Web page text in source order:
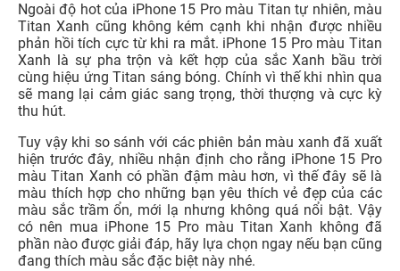
Ngoài độ hot của iPhone 15 Pro màu Titan tự nhiên, màu
Titan Xanh cũng không kém cạnh khi nhận được nhiều
phản hồi tích cực từ khi ra mắt. iPhone 15 Pro màu Titan
Xanh là sự pha trộn và kết hợp của sắc Xanh bầu trời
cùng hiệu ứng Titan sáng bóng. Chính vì thế khi nhìn qua
sẽ mang lại cảm giác sang trọng, thời thượng và cực kỳ
thu hút.
Tuy vậy khi so sánh với các phiên bản màu xanh đã xuất
hiện trước đây, nhiều nhận định cho rằng iPhone 15 Pro
màu Titan Xanh có phần đậm màu hơn, vì thế đây sẽ là
màu thích hợp cho những bạn yêu thích vẻ đẹp của các
màu sắc trầm ổn, mới lạ nhưng không quá nổi bật. Vậy
có nên mua iPhone 15 Pro màu Titan Xanh không đã
phần nào được giải đáp, hãy lựa chọn ngay nếu bạn cũng
đang thích màu sắc đặc biệt này nhé.